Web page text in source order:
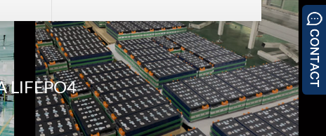
LIFEPO4